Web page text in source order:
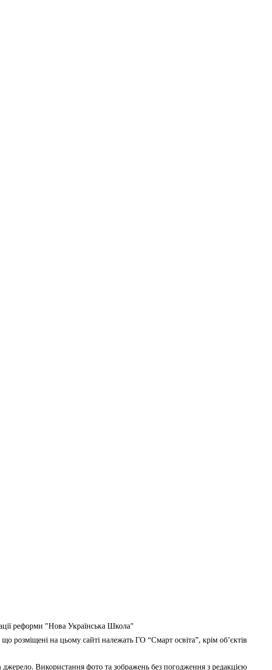
реформи "Нова Українська Школа"
розміщені на цьому сайті належать ГО “Смарт освіта”, крім об’єктів
Використання фото та зображень без погодження з редакцією